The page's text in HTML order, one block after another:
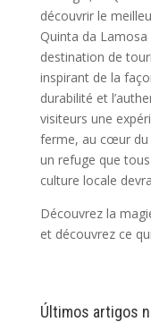
découvrir le
Quinta da Lamosa
destination de
inspirant de la
durabilité et
visiteurs une
ferme, au cœur du
un refuge que
culture locale
Découvrez la
et découvrez ce
Últimos artigos